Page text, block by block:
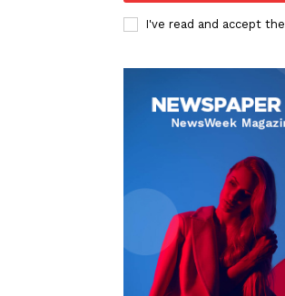
I've read and accept the